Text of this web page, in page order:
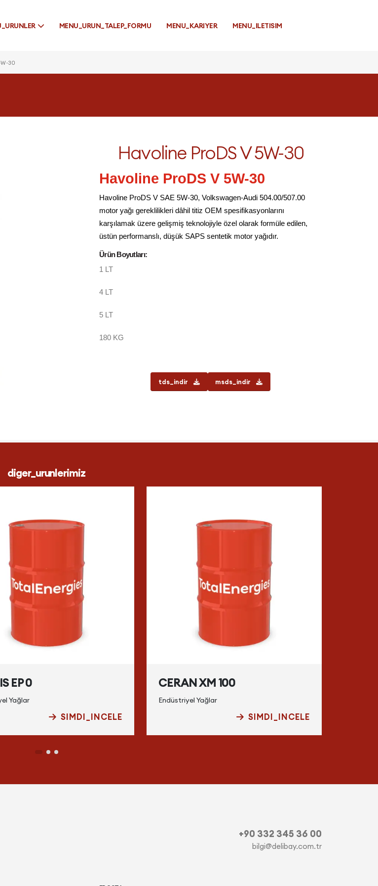
MENU_URUN_TALEP_FORMU MENU_KARIYER MENU_ILETISIM
30
Havoline ProDS V 5W-30
Havoline ProDS V 5W-30
Havoline ProDS V SAE 5W-30, Volkswagen-Audi 504.00/507.00
motor yağı gereklilikleri dâhil titiz OEM spesifikasyonlarını
karşılamak üzere gelişmiş teknolojiyle özel olarak formüle edilen,
üstün performanslı, düşük SAPS sentetik motor yağıdır.
Ürün Boyutları:
1 LT
4 LT
5 LT
180 KG
tds_indir msds_indir
diger_urunlerimiz
EP 0
Yağlar
SIMDI_INCELE
CERAN XM 100
Endüstriyel Yağlar
SIMDI_INCELE
+90 332 345 36 00
bilgi@delibay.com.tr